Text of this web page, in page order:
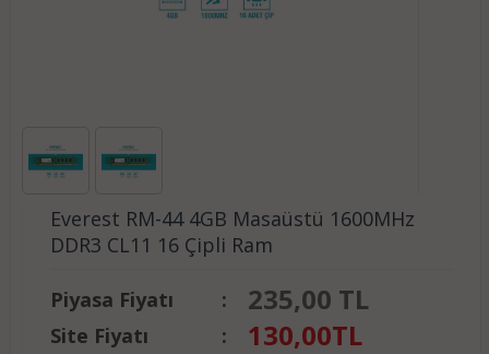
Everest RM-44 4GB Masaüstü 1600MHz
DDR3 CL11 16 Çipli Ram
Piyasa Fiyatı : 235,00 TL
Site Fiyatı : 130,00TL